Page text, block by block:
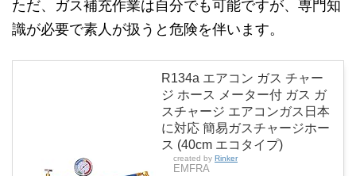
ただ、ガス補充作業は自分でも可能ですが、専門知
識が必要で素人が扱うと危険を伴います。
R134a エアコン ガス チャー
ジ ホース メーター付 ガス ガ
スチャージ エアコンガス日本
に対応 簡易ガスチャージホー
ス (40cm エコタイプ)
created by Rinker
EMFRA